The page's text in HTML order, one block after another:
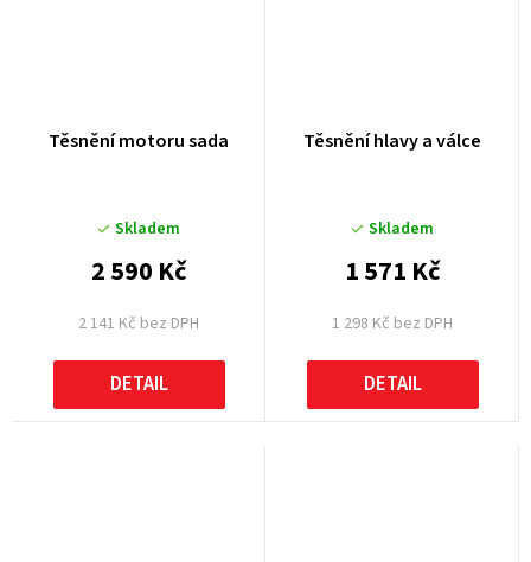
Těsnění motoru sada
Skladem
2 141 Kč bez DPH
2 590 Kč
DETAIL
Těsnění hlavy a válce
Skladem
1 298 Kč bez DPH
1 571 Kč
DETAIL